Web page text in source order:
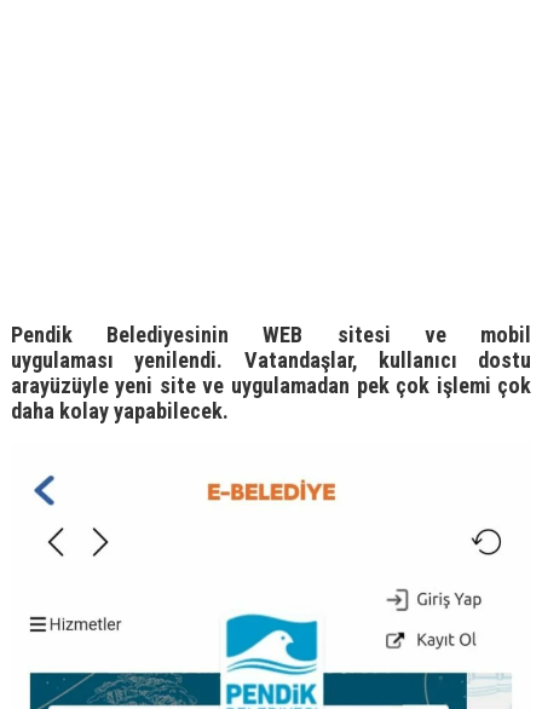
Pendik Belediyesinin WEB sitesi vemobil
uygulamasıyenilendi. Vatandaşlar,
kullanıcı dostu
arayüzüyleyeni site ve uygulamadan pek çok işlemi çok
dahakolay yapabil ecek.